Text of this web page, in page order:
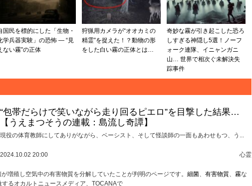
国民を標的にした「生物・
学兵器実験」の恐怖 ― “見
ない霧”の正体
狩猟用カメラが“オオカミの
精霊”を捉えた！？動物の形
をした白い霧の正体とは…
奇妙な霧が引き起こした恐ろ
しすぎる神隠し5選！ノーフ
ォーク連隊、イニャンガニ
山… 世界で相次ぐ未解決失
踪事件
“包帯だらけで笑いながら走り回るピエロ”を目撃した結果…
【うえまつそうの連載：島流し奇譚】
現役の体育教師にしてありがながら、ベーシスト、そして怪談師の一面もあわせもつ、う...
2024.10.02 20:00 心霊
増殖し空気中の有害物質を分解していたことが判明のページです。 細菌、 有害物質、 霧な
るオカルトニュースメディア、TOCANAで